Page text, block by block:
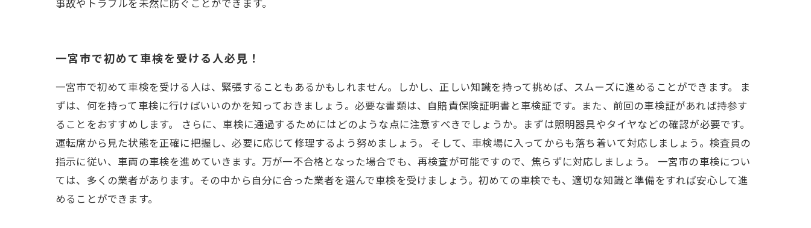
一宮市で初めて車検を受ける人必見！
一宮市で初めて車検を受ける人は、緊張することもあるかもしれません。しかし、正しい知識を持って挑めば、スムーズに進めることができます。 ま
ずは、何を持って車検に行けばいいのかを知っておきましょう。必要な書類は、自賠責保険証明書と車検証です。また、前回の車検証があれば持参す
ることをおすすめします。 さらに、車検に通過するためにはどのような点に注意すべきでしょうか。まずは照明器具やタイヤなどの確認が必要です。
運転席から見た状態を正確に把握し、必要に応じて修理するよう努めましょう。 そして、車検場に入ってからも落ち着いて対応しましょう。検査員の
指示に従い、車両の車検を進めていきます。万が一不合格となった場合でも、再検査が可能ですので、焦らずに対応しましょう。 一宮市の車検につい
ては、多くの業者があります。その中から自分に合った業者を選んで車検を受けましょう。初めての車検でも、適切な知識と準備をすれば安心して進
めることができます。